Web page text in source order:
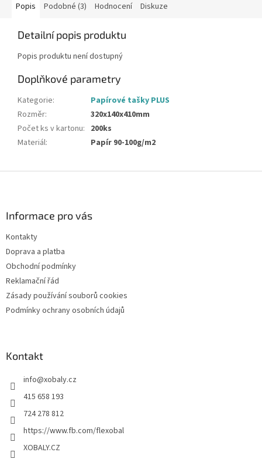
Popis Podobné (3) Hodnocení Diskuze
Detailní popis produktu
Popis produktu není dostupný
Doplňkové parametry
Kategorie:
Papírové tašky PLUS
Rozměr:
320x140x410mm
Počet ks v kartonu: 200ks
Materiál: Papír 90-100g/m2
Informace pro vás
Kontakty
Doprava a platba
Obchodní podmínky
Reklamační řád
Zásady používání souborů cookies
Podmínky ochrany osobních údajů
Kontakt
info@xobaly.cz
415 658 193
724 278 812
https://www.fb.com/flexobal
XOBALY.CZ